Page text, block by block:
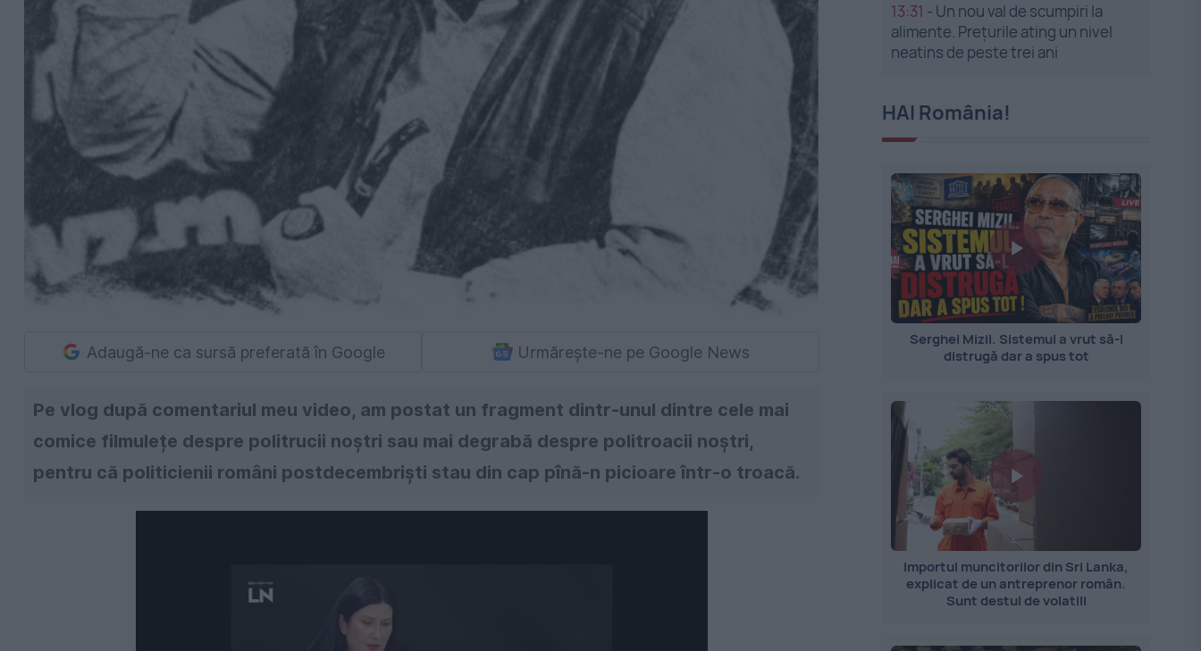
Adaugă-ne ca sursă preferată în Google Urmărește-ne pe Google News
Pe vlog după comentariul meu video, am postat un fragment dintr-unul dintre cele mai
comice filmulețe despre politrucii noștri sau mai degrabă despre politroacii noștri,
pentru că politicienii români postdecembriști stau din cap pînă-n picioare într-o troacă.
13:31 - Un nou val de scumpiri la
alimente. Prețurile ating un nivel
neatins de peste trei ani
HAI România!
Serghei Mizil. Sistemul a vrut să-l
distrugă dar a spus tot
Importul muncitorilor din Sri Lanka,
explicat de un antreprenor român.
Sunt destul de volatili